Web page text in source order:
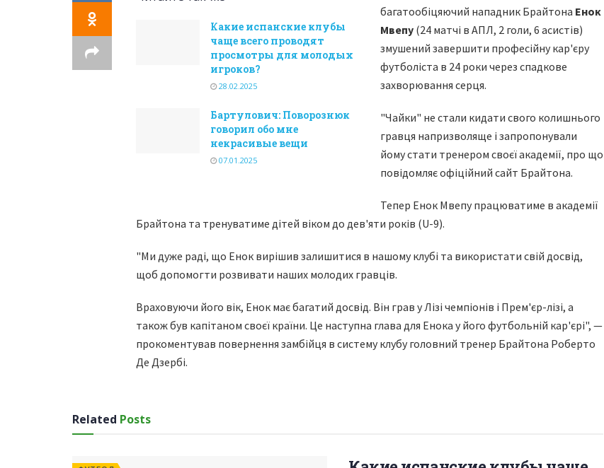
Какие испанские клубы
чаще всего проводят
просмотры для молодых
игроков?
28.02.2025
Бартулович: Поворознюк
говорил обо мне
некрасивые вещи
07.01.2025
багатообіцяючий нападник Брайтона Енок
Мвепу (24 матчі в АПЛ, 2 голи, 6 асистів)
змушений завершити професійну кар'єру
футболіста в 24 роки через спадкове
захворювання серця.
"Чайки" не стали кидати свого колишнього
гравця напризволяще і запропонували
йому стати тренером своєї академії, про що
повідомляє офіційний сайт Брайтона.
Тепер Енок Мвепу працюватиме в академії
Брайтона та тренуватиме дітей віком до дев'яти років (U-9).
"Ми дуже раді, що Енок вирішив залишитися в нашому клубі та використати свій досвід,
щоб допомогти розвивати наших молодих гравців.
Враховуючи його вік, Енок має багатий досвід. Він грав у Лізі чемпіонів і Прем'єр-лізі, а
також був капітаном своєї країни. Це наступна глава для Енока у його футбольній кар'єрі", —
прокоментував повернення замбійця в систему клубу головний тренер Брайтона Роберто
Де Дзербі.
Related Posts